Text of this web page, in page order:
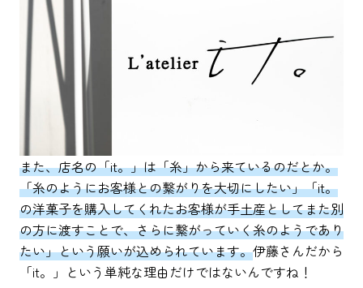
また、店名の「it。」は「糸」から来ているのだとか。
「糸のようにお客様との繋がりを大切にしたい」「it。
の洋菓子を購入してくれたお客様が手土産としてまた別
の方に渡すことで、さらに繋がっていく糸のようであり
たい」という願いが込められています。伊藤さんだから
「it。」という単純な理由だけではないんですね！